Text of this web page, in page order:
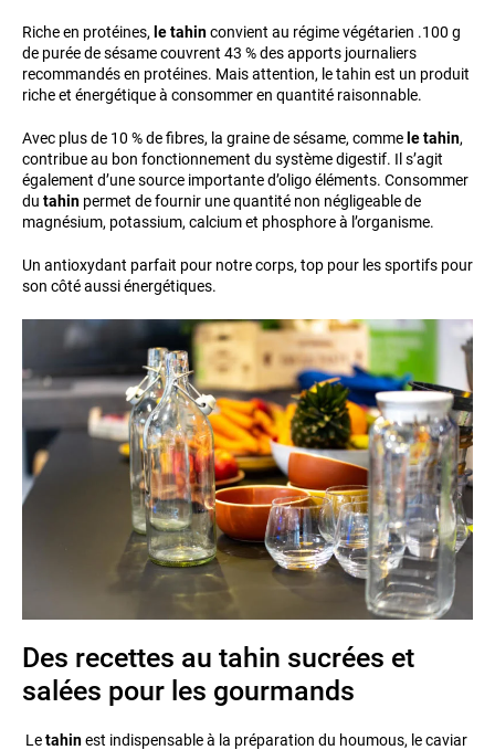
Riche en protéines, le tahinconvient au régime végétarien .100 g
de purée de sésame couvrent 43 % des apports journaliers
recommandés en protéines. Mais attention, le tahin est un produit
riche et énergétique à consommer en quantité raisonnable.
Avec plus de 10 % de fibres, la graine de sésame, comme le tahin,
contribue au bon fonctionnement du système digestif. Il s’agit
également d’une source importante d’oligo éléments. Consommer
du tahin permet de fournir une quantité non négligeable de
magnésium, potassium, calcium et phosphore à l’organisme.
Un antioxydant parfait pour notre corps, top pour les sportifs pour
son côté aussi énergétiques.
Des recettes au tahin sucrées et
salées pour les gourmands
Letahinest indispensable à la préparation du houmous, le caviar